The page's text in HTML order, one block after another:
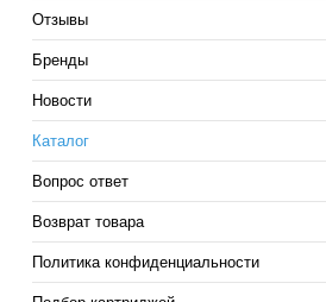
Отзывы
Бренды
Новости
Каталог
Вопрос ответ
Возврат товара
Политика конфиденциальности